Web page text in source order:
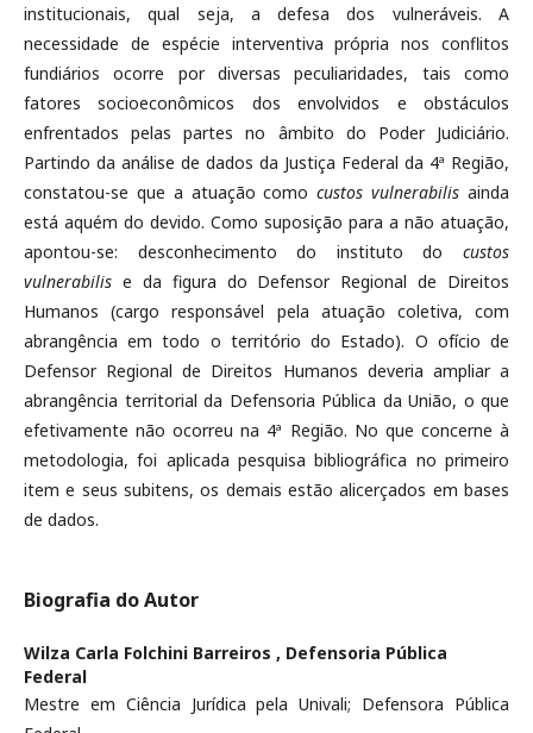
institucionais, qual seja, a defesa dos vulneráveis. A
necessidade de espécie interventiva própria nos conflitos
fundiários ocorre por diversas peculiaridades, tais como
fatores socioeconômicos dos envolvidos e obstáculos
enfrentados pelas partes no âmbito do Poder Judiciário.
Partindo da análise de dados da Justiça Federal da 4ª Região,
constatou-se que a atuação comocustos vulnerabilis ainda
está aquém do devido. Como suposição para a não atuação,
apontou-se: desconhecimento do instituto do custos
vulnerabilis e da figura do Defensor Regional de Direitos
Humanos (cargo responsável pela atuação coletiva, com
abrangência em todo o território do Estado). O ofício de
Defensor Regional de Direitos Humanos deveria ampliar a
abrangência territorial da Defensoria Pública da União, o que
efetivamente não ocorreu na 4ª Região. No que concerne à
metodologia, foi aplicada pesquisa bibliográfica no primeiro
item e seus subitens, os demais estão alicerçados em bases
de dados.
Biografia do Autor
Wilza Carla Folchini Barreiros , Defensoria Pública
Federal
Mestre em Ciência Jurídica pela Univali; Defensora Pública